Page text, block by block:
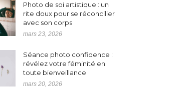
Photo de soi artistique : un
rite doux pour se réconcilier
avec son corps
mars 23, 2026
Séance photo confidence :
révélez votre féminité en
toute bienveillance
mars 20, 2026